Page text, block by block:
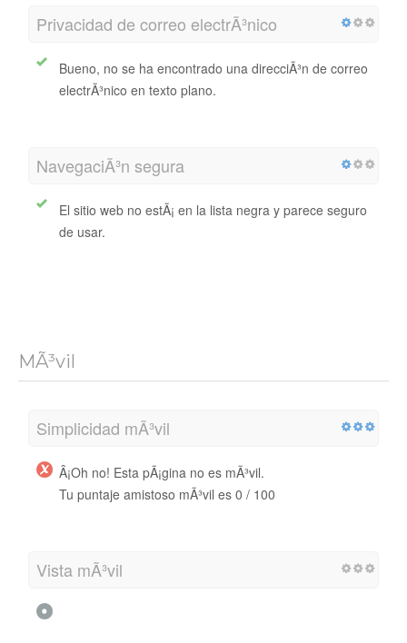
Privacidad de correo electrÃ³nico
Bueno, no se ha encontrado una direcciÃ³n de correo
electrÃ³nico en texto plano.
NavegaciÃ³n segura
El sitio web no estÃ¡ en la lista negra y parece seguro
de usar.
MÃ³vil
Simplicidad mÃ³vil
Â¡Oh no! Esta pÃ¡gina no es mÃ³vil.
Tu puntaje amistoso mÃ³vil es 0 / 100
Vista mÃ³vil